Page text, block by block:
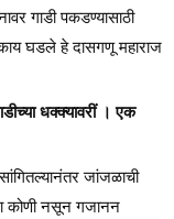
गाडी पकडण्यासाठी
काय घडले हे दासगणू महाराज
धक्क्यावरीं । एक
जांजळाची
कोणी नसून गजानन